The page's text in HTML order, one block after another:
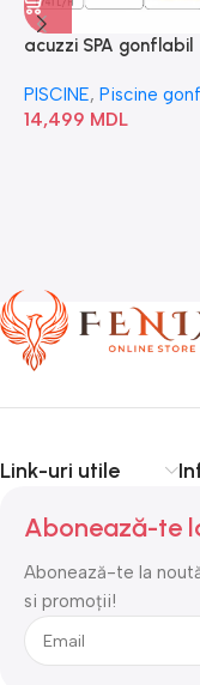
acuzzi SPA gonflabil
Bubble” 28446
PISCINE, Piscine
14,499 MDL
Link-uri utile
Abonează-te
Abonează-te la
si promoții!